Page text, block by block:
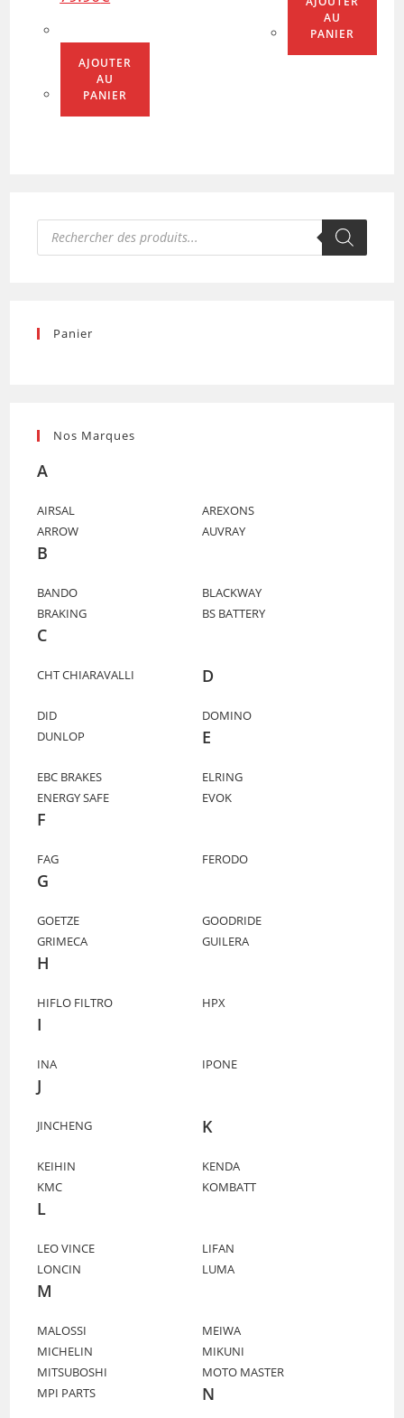
prix
119.00€.
prix
79.90€.
AJOUTER
AU
PANIER
AU
PANIER
Recherche
produits
Panier
Nos Marques
A
AIRSAL
AREXONS
ARROW
AUVRAY
B
BANDO
BLACKWAY
BRAKING
BS BATTERY
C
CHT CHIARAVALLI D
DID
DOMINO
DUNLOP
E
EBC BRAKES
ELRING
ENERGY SAFE
EVOK
F
FAG FERODO
G
GOETZE
GOODRIDE
GRIMECA
GUILERA
H
HIFLO FILTRO HPX
I
INA IPONE
J
JINCHENG K
KEIHIN
KENDA
KMC
KOMBATT
L
LEO VINCE
LIFAN
LONCIN
LUMA
M
MALOSSI
MEIWA
MICHELIN
MIKUNI
MITSUBOSHI
MOTO MASTER
MPI PARTS
N